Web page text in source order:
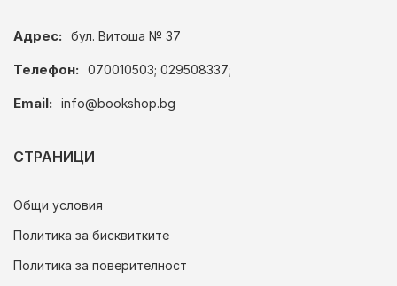
Адрес: бул. Витоша № 37
Телефон: 070010503; 029508337;
Email: info@bookshop.bg
СТРАНИЦИ
Общи условия
Политика за бисквитките
Политика за поверителност